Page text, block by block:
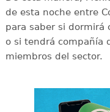
de esta noche entre
para saber si dormirá
o si tendrá compañía
miembros del sector.